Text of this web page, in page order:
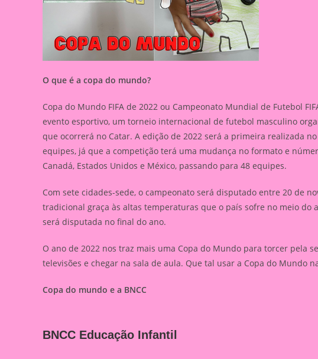
O que é a copa do mundo?
Copa do Mundo FIFA de 2022 ou Campeonato Mundial de Futebol
evento esportivo, um torneio internacional de futebol masculino
que ocorrerá no Catar. A edição de 2022 será a primeira realizada
equipes, já que a competição terá uma mudança no formato e
Canadá, Estados Unidos e México, passando para 48 equipes.
Com sete cidades-sede, o campeonato será disputado entre 20 de
tradicional graça às altas temperaturas que o país sofre no meio do
será disputada no final do ano.
O ano de 2022 nos traz mais uma Copa do Mundo para torcer pela
televisões e chegar na sala de aula. Que tal usar a Copa do Mundo
Copa do mundo e a BNCC
BNCC Educação Infantil